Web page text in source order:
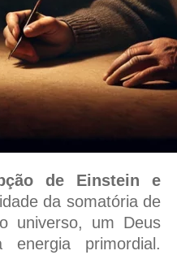
de Einstein e
da somatória de
universo, um Deus
energia primordial.